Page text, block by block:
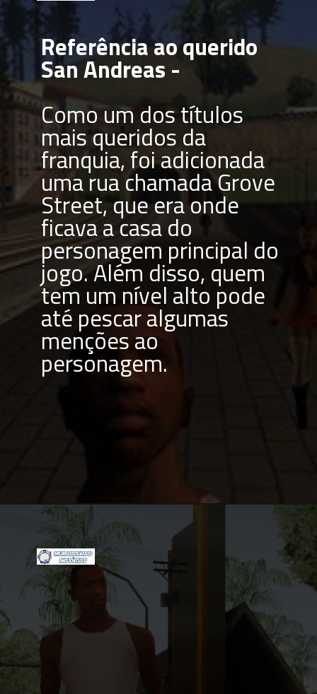
Referência ao querido
San Andreas -
Como um dos títulos
mais queridos da
franquia, foi adicionada
uma rua chamada Grove
Street, que era onde
ficava a casa do
personagem principal do
jogo. Além disso, quem
tem um nível alto pode
até pescar algumas
menções ao
personagem.